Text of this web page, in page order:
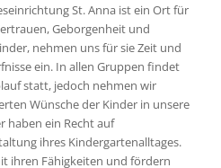
St. Anna ist ein Ort für
Geborgenheit und
nehmen uns für sie Zeit und
ein. In allen Gruppen findet
statt, jedoch nehmen wir
Wünsche der Kinder in unsere
haben ein Recht auf
ihres Kindergartenalltages.
ihren Fähigkeiten und fördern